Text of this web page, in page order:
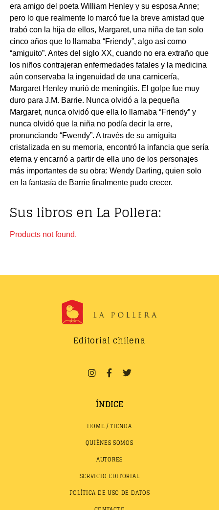
era amigo del poeta William Henley y su esposa Anne;
pero lo que realmente lo marcó fue la breve amistad que
trabó con la hija de ellos, Margaret, una niña de tan solo
cinco años que lo llamaba “Friendy”, algo así como
“amiguito”. Antes del siglo XX, cuando no era extraño que
los niños contrajeran enfermedades fatales y la medicina
aún conservaba la ingenuidad de una carnicería,
Margaret Henley murió de meningitis. El golpe fue muy
duro para J.M. Barrie. Nunca olvidó a la pequeña
Margaret, nunca olvidó que ella lo llamaba “Friendy” y
nunca olvidó que la niña no podía decir la erre,
pronunciando “Fwendy”. A través de su amiguita
cristalizada en su memoria, encontró la infancia que sería
eterna y encarnó a partir de ella uno de los personajes
más importantes de su obra: Wendy Darling, quien solo
en la fantasía de Barrie finalmente pudo crecer.
Sus libros en La Pollera:
Products not found.
Editorial chilena
ÍNDICE
HOME / TIENDA
QUIÉNES SOMOS
AUTORES
SERVICIO EDITORIAL
POLÍTICA DE USO DE DATOS